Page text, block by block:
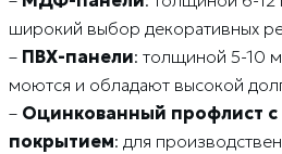
широкий выбор декоративных
– ПВХ-панели: толщиной 5-10
моются и обладают высокой
– Оцинкованный профлист
покрытием: для